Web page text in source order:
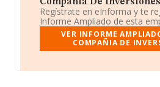
Regístrate en eInforma y te
Informe Ampliado de esta
VER INFORME
COMPAÑIA DE